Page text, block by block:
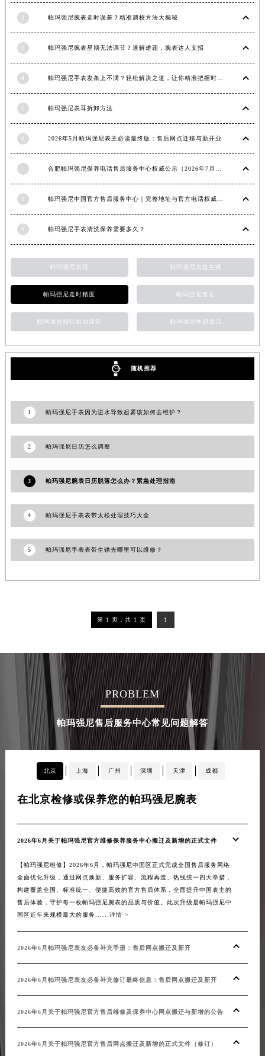
2 帕玛强尼腕表走时误差？精准调校方法大揭秘
3 帕玛强尼腕表星期无法调节？速解难题，腕表达人支招
4
5 帕玛强尼表耳拆卸方法
6 2026年5月帕玛强尼表主必读最终版：售后网点迁移与新开业
7
8
9 帕玛强尼手表清洗保养需要多久？
帕玛强尼表冠 帕玛强尼表盘生锈
帕玛强尼走时精度 帕玛强尼售后
帕玛强尼指针跳动异常 帕玛强尼外观清洁
随机推荐
1 帕玛强尼手表因为进水导致起雾该如何去维护？
2 帕玛强尼日历怎么调整
3 帕玛强尼腕表日历脱落怎么办？紧急处理指南
4 帕玛强尼手表表带太松处理技巧大全
5 帕玛强尼手表表带生锈去哪里可以维修？
第 1 页，共 1 页 1
PROBLEM
帕玛强尼售后服务中心常见问题解答
北京 上海 广州 深圳 天津 成都
在北京检修或保养您的帕玛强尼腕表
2026年6月关于帕玛强尼官方维修保养服务中心搬迁及新增的正式文件
【帕玛强尼维修】2026年6月，帕玛强尼中国区正式完成全国售后服务网络
全面优化升级，通过网点焕新、服务扩容、流程再造、热线统一四大举措，
构建覆盖全国、标准统一、便捷高效的官方售后体系，全面提升中国表主的
售后体验，守护每一枚帕玛强尼腕表的品质与价值。此次升级是帕玛强尼中
国区近年来规模最大的服务...... 详情 >
2026年6月帕玛强尼表友必备补充手册：售后网点搬迁及新开
2026年6月帕玛强尼表友必备补充修订最终信息：售后网点搬迁及新开
2026年6月关于帕玛强尼官方售后维修及保养中心网点搬迁与新增的公告
2026年6月关于帕玛强尼官方售后网点搬迁及新增的正式文件（修订）